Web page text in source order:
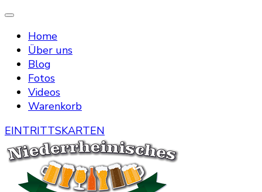
Home
Über uns
Blog
Fotos
Videos
Warenkorb
EINTRITTSKARTEN